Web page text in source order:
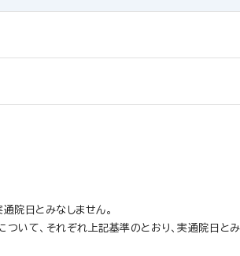
院日とみなしません。
いて、それぞれ上記基準のとおり、実通院日とみ